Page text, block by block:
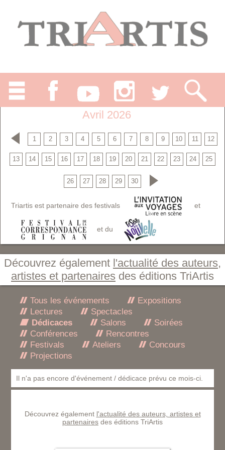
Avril 2026
1 2 3 4 5 6 7 8 9 10 11 12
13 14 15 16 17 18 19 20 21 22 23 24 25
26 27 28 29 30
Triartis est partenaire des festivals et
et du
Découvrez également l'actualité des auteurs,
artistes et partenaires des éditions TriArtis
Tous les événements
Expositions
Lectures
Spectacles
Dédicaces
Salons
Soirées
Conférences
Rencontres
Festivals
Ateliers
Concours
Projections
Il n'a pas encore d'événement / dédicace prévu ce mois-ci.
Découvrez également l'actualité des auteurs, artistes et
partenaires des éditions TriArtis